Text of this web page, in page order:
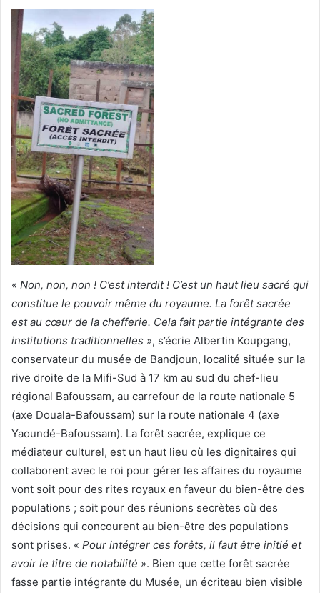
« Non, non, non ! C’est interdit ! C’est un haut lieu sacré qui
constitue le pouvoir même du royaume. La forêt sacrée
est au cœur de la chefferie. Cela fait partie intégrante des
institutions traditionnelles », s’écrie Albertin Koupgang,
conservateur du musée de Bandjoun, localité située sur la
rive droite de la Mifi-Sud à 17 km au sud du chef-lieu
régional Bafoussam, au carrefour de la route nationale 5
(axe Douala-Bafoussam) sur la route nationale 4 (axe
Yaoundé-Bafoussam). La forêt sacrée, explique ce
médiateur culturel, est un haut lieu où les dignitaires qui
collaborent avec le roi pour gérer les affaires du royaume
vont soit pour des rites royaux en faveur du bien-être des
populations ; soit pour des réunions secrètes où des
décisions qui concourent au bien-être des populations
sont prises. « Pour intégrer ces forêts, il faut être initié et
avoir le titre de notabilité ». Bien que cette forêt sacrée
fasse partie intégrante du Musée, un écriteau bien visible